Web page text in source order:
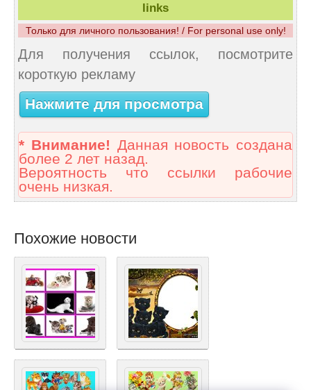
links
Только для личного пользования! / For personal use only!
Для получения ссылок, посмотрите
короткую рекламу
Нажмите для просмотра
* Внимание! Данная новость создана
более 2 лет назад.
Вероятность что ссылки рабочие
очень низкая.
Похожие новости